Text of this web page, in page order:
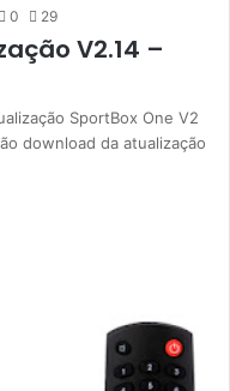
0 29
V2.14 –
SportBox One V2
download da atualização